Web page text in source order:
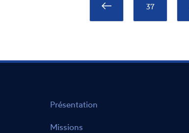
Page
37
Présentation
Missions